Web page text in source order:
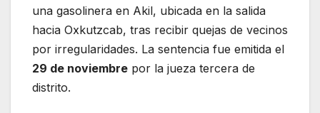
una gasolinera en Akil, ubicada en la salida
hacia Oxkutzcab, tras recibir quejas de vecinos
por irregularidades. La sentencia fue emitida el
29 de noviembre por la jueza tercera de
distrito.